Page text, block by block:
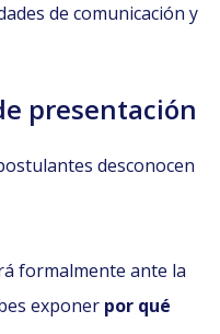
de comunicación y
presentación
desconocen
formalmente ante la
exponer por qué